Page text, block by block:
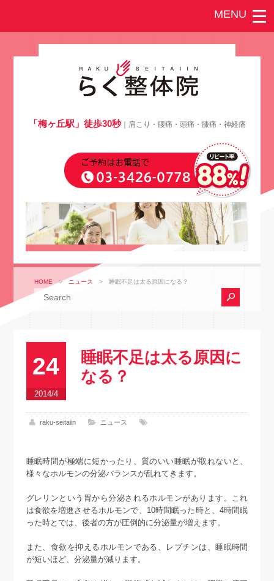
「梅ヶ丘駅」徒歩30秒｜肩こり・腰痛・頭痛・膝痛・神経痛
HOME > ニュース > 睡眠不足は太る原因になる？
24
2014/4
睡眠不足は太る原因に
なる？
raku-seitaiin ニュース
睡眠時間が極端に短かったり、質のいい睡眠が取れないと、
様々なホルモンの分泌バランスが乱れてきます。
グレリンという胃から分泌されるホルモンがあります。これ
は食欲を増進させるホルモンで、10時間眠った時と、4時間眠
った時とでは、後者の方が圧倒的に分泌量が増えます。
また、食欲を抑えるホルモンである、レプチンは、睡眠時間
が短いほど、分泌量が減ります。